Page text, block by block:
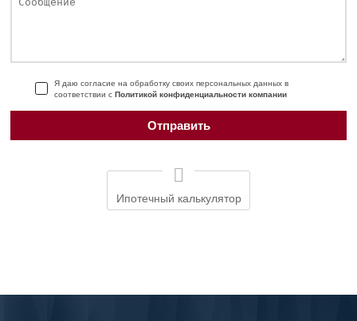
Я даю согласие на обработку своих персональных данных в
соответствии с Политикой конфиденциальности компании
Ипотечный калькулятор